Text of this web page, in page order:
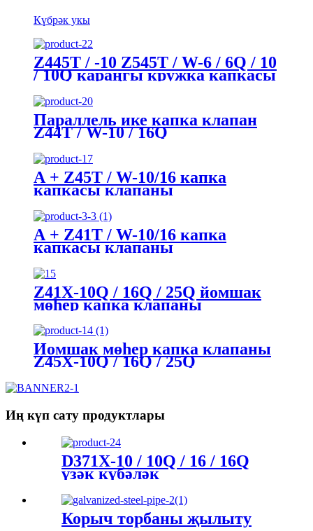
Күбрәк укы
Z445T / -10 Z545T / W-6 / 6Q / 10
/ 10Q караңгы кружка капкасы
клапаны
Параллель ике капка клапан
Z44T / W-10 / 16Q
А + Z45T / W-10/16 капка
капкасы клапаны
А + Z41T / W-10/16 капка
капкасы клапаны
Z41X-10Q / 16Q / 25Q йомшак
мөһер капка клапаны
Йомшак мөһер капка клапаны
Z45X-10Q / 16Q / 25Q
Иң күп сату продуктлары
D371X-10 / 10Q / 16 / 16Q
үзәк күбәләк
клапаннарының парлары
Корыч торбаны җылыту